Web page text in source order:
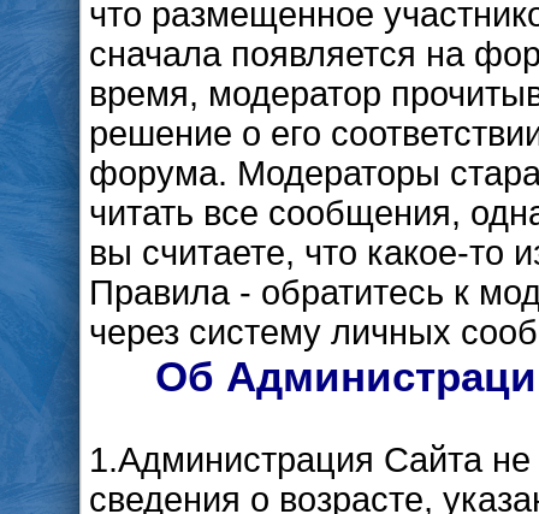
что размещенное
сначала появляется на
время, модератор
решение о его
форума. Модераторы
читать все сообщения,
вы считаете, что какое-
Правила - обратитесь к
через систему личных
Об
1.Администрация Сайта не
сведения о возрасте,